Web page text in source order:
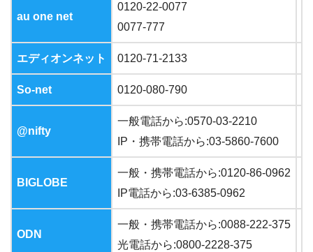
au one net
0120-22-0077
0077-777
エディオンネット 0120-71-2133
So-net 0120-080-790
@nifty
一般電話から:0570-03-2210
IP ・携帯電話から:03-5860-7600
BIGLOBE
一般・携帯電話から:0120-86-0962
IP電話から:03-6385-0962
ODN
一般・携帯電話から:0088-222-375
光電話から:0800-2228-375